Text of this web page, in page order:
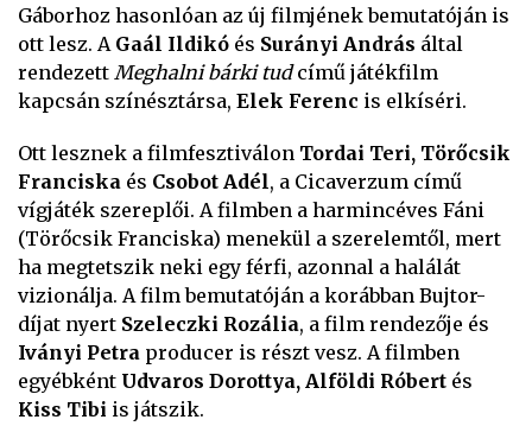
Gáborhoz hasonlóan az új filmjének bemutatóján is
ott lesz. A Gaál Ildikó és Surányi András által
rendezett Meghalni bárki tudcímű játékfilm
kapcsán színésztársa, Elek Ferenc is elkíséri.
Ott lesznek a filmfesztiválon Tordai Teri, Törőcsik
Franciska és Csobot Adél, a Cicaverzum című
vígjáték szereplői. A filmben a harmincéves Fáni
(Törőcsik Franciska) menekül a szerelemtől, mert
ha megtetszik neki egy férfi, azonnal a halálát
vizionálja. A film bemutatóján a korábban Bujtor-
díjat nyert Szeleczki Rozália, a film rendezője és
Iványi Petra producer is részt vesz. A filmben
egyébként Udvaros Dorottya, Alföldi Róbert és
Kiss Tibi is játszik.